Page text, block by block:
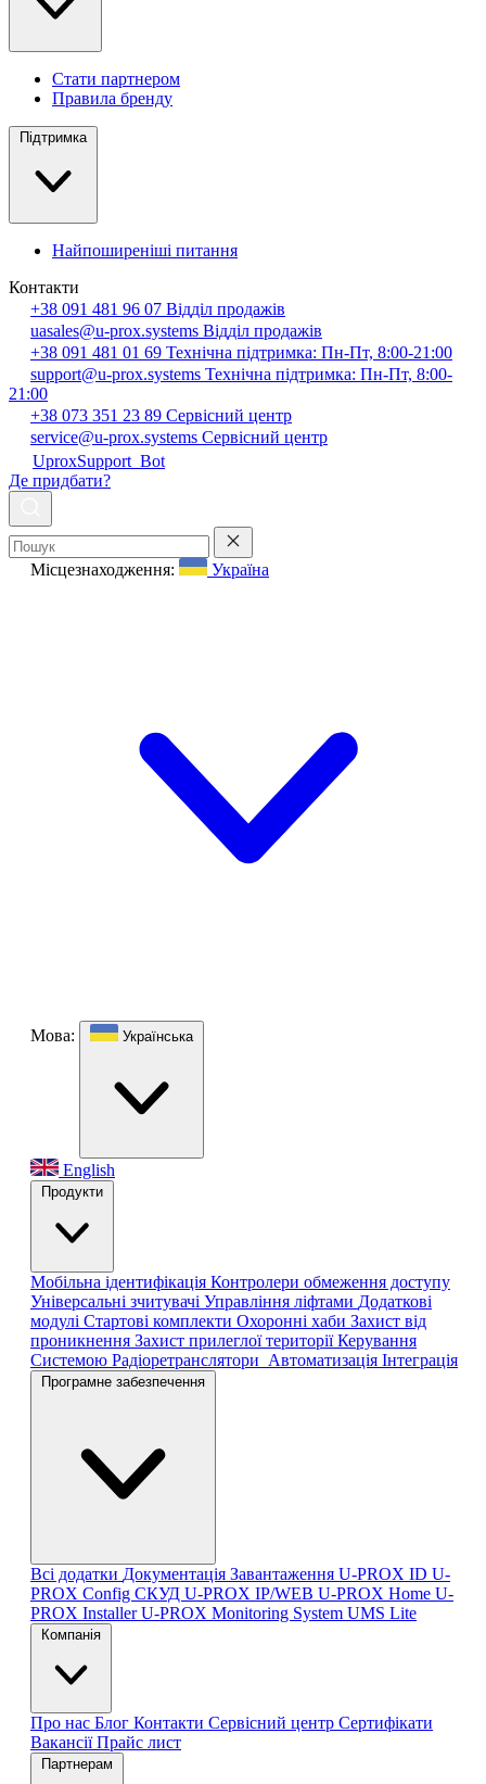
Стати партнером
Правила бренду
Підтримка
Найпоширеніші питання
Контакти
+38 091 481 96 07 Відділ продажів
uasales@u-prox.systems Відділ продажів
+38 091 481 01 69 Технічна підтримка: Пн-Пт, 8:00-21:00
support@u-prox.systems Технічна підтримка: Пн-Пт, 8:00-
21:00
+38 073 351 23 89 Сервісний центр
service@u-prox.systems Сервісний центр
UproxSupport_Bot
Де придбати?
Місцезнаходження: Україна
Мова: Українська
English
Продукти
Мобільна ідентифікація Контролери обмеження доступу
Універсальні зчитувачі Управління ліфтами Додаткові
модулі Стартові комплекти Охоронні хаби Захист від
проникнення Захист прилеглої територіїКерування
Системою Радіоретранслятори Автоматизація Інтеграція
Програмне забезпечення
Всі додатки Документація Завантаження U-PROX ID U-
PROX Config СКУД U-PROX IP/WEB U-PROX Home U-
PROX InstallerU-PROX Monitoring System UMS Lite
Компанія
Про нас Блог Контакти Сервісний центр Сертифікати
ВакансіїПрайс лист
Партнерам